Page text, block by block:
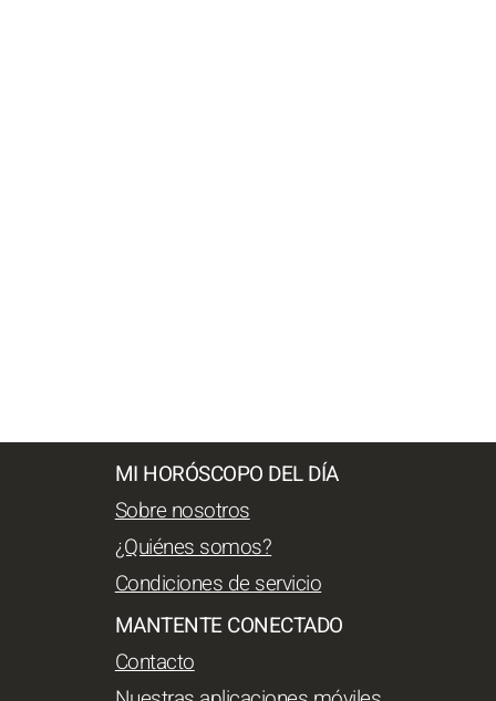
MI HORÓSCOPO DEL DÍA
Sobre nosotros
¿Quiénes somos?
Condiciones de servicio
MANTENTE CONECTADO
Contacto